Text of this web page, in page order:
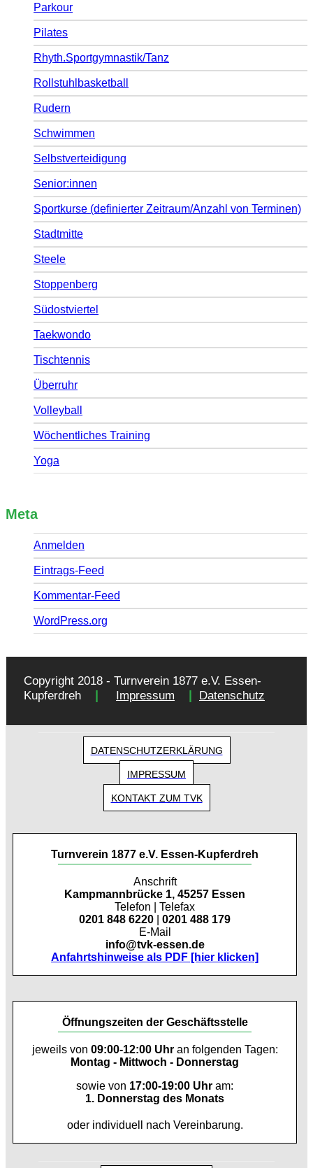
Parkour
Pilates
Rhyth.Sportgymnastik/Tanz
Rollstuhlbasketball
Rudern
Schwimmen
Selbstverteidigung
Senior:innen
Sportkurse (definierter Zeitraum/Anzahl von Terminen)
Stadtmitte
Steele
Stoppenberg
Südostviertel
Taekwondo
Tischtennis
Überruhr
Volleyball
Wöchentliches Training
Yoga
Meta
Anmelden
Eintrags-Feed
Kommentar-Feed
WordPress.org
Copyright 2018 - Turnverein 1877 e.V. Essen-
Kupferdreh
Impressum Datenschutz
DATENSCHUTZERKLÄRUNG
IMPRESSUM
KONTAKT ZUM TVK
Turnverein 1877 e.V. Essen-Kupferdreh
Anschrift
Kampmannbrücke 1, 45257 Essen
Telefon | Telefax
0201 848 6220
0201 488 179
E-Mail
info@tvk-essen.de
Anfahrtshinweise als PDF [hier klicken]
Öffnungszeiten der Geschäftsstelle
jeweils von 09:00-12:00 Uhran folgenden Tagen:
Montag - Mittwoch - Donnerstag
sowie von 17:00-19:00 Uhr am:
1. Donnerstag des Monats
oder individuell nach Vereinbarung.